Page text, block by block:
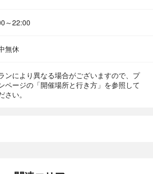
～22:00
無休
ンにより異なる場合がございますので、プ
ページの「開催場所と行き方」を参照して
さい。